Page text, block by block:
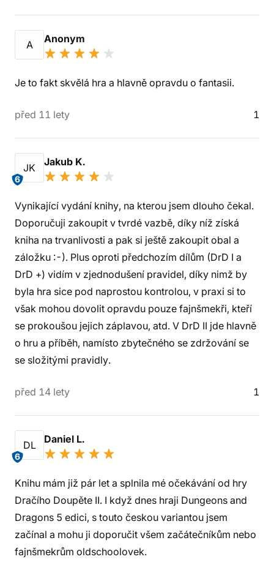
A Anonym
Je to fakt skvělá hra a hlavně opravdu o fantasii.
před 11 lety 1
JK
6
Jakub K.
Vynikající vydání knihy, na kterou jsem dlouho čekal.
Doporučuji zakoupit v tvrdé vazbě, díky níž získá
kniha na trvanlivosti a pak si ještě zakoupit obal a
záložku :-). Plus oproti předchozím dílům (DrD I a
DrD +) vidím v zjednodušení pravidel, díky nimž by
byla hra sice pod naprostou kontrolou, v praxi si to
však mohou dovolit opravdu pouze fajnšmekři, kteří
se prokoušou jejich záplavou, atd. V DrD II jde hlavně
o hru a příběh, namísto zbytečného se zdržování se
se složitými pravidly.
před 14 lety 1
DL
6
Daniel L.
Knihu mám již pár let a splnila mé očekávání od hry
Dračího Doupěte II. I když dnes hraji Dungeons and
Dragons 5 edici, s touto českou variantou jsem
začínal a mohu ji doporučit všem začátečníkům nebo
fajnšmekrům oldschoolovek.